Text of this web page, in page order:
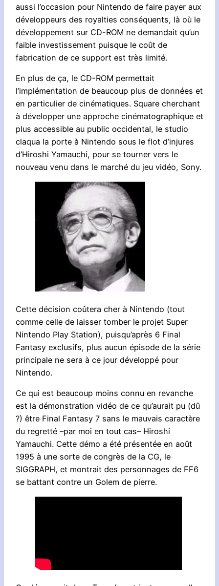
aussi l’occasion pour Nintendo de faire payer aux
développeurs des royalties conséquents, là où le
développement sur CD-ROM ne demandait qu’un
faible investissement puisque le coût de
fabrication de ce support est très limité.
En plus de ça, le CD-ROM permettait
l’implémentation de beaucoup plus de données et
en particulier de cinématiques. Square cherchant
à développer une approche cinématographique et
plus accessible au public occidental, le studio
claqua la porte à Nintendo sous le flot d’injures
d’Hiroshi Yamauchi, pour se tourner vers le
nouveau venu dans le marché du jeu vidéo, Sony.
Cette décision coûtera cher à Nintendo (tout
comme celle de laisser tomber le projet Super
Nintendo Play Station), puisqu’après 6 Final
Fantasy exclusifs, plus aucun épisode de la série
principale ne sera à ce jour développé pour
Nintendo.
Ce qui est beaucoup moins connu en revanche
est la démonstration vidéo de ce qu’aurait pu (dû
?) être Final Fantasy 7 sans le mauvais caractère
du regretté –par moi en tout cas– Hiroshi
Yamauchi. Cette démo a été présentée en août
1995 à une sorte de congrès de la CG, le
SIGGRAPH, et montrait des personnages de FF6
se battant contre un Golem de pierre.